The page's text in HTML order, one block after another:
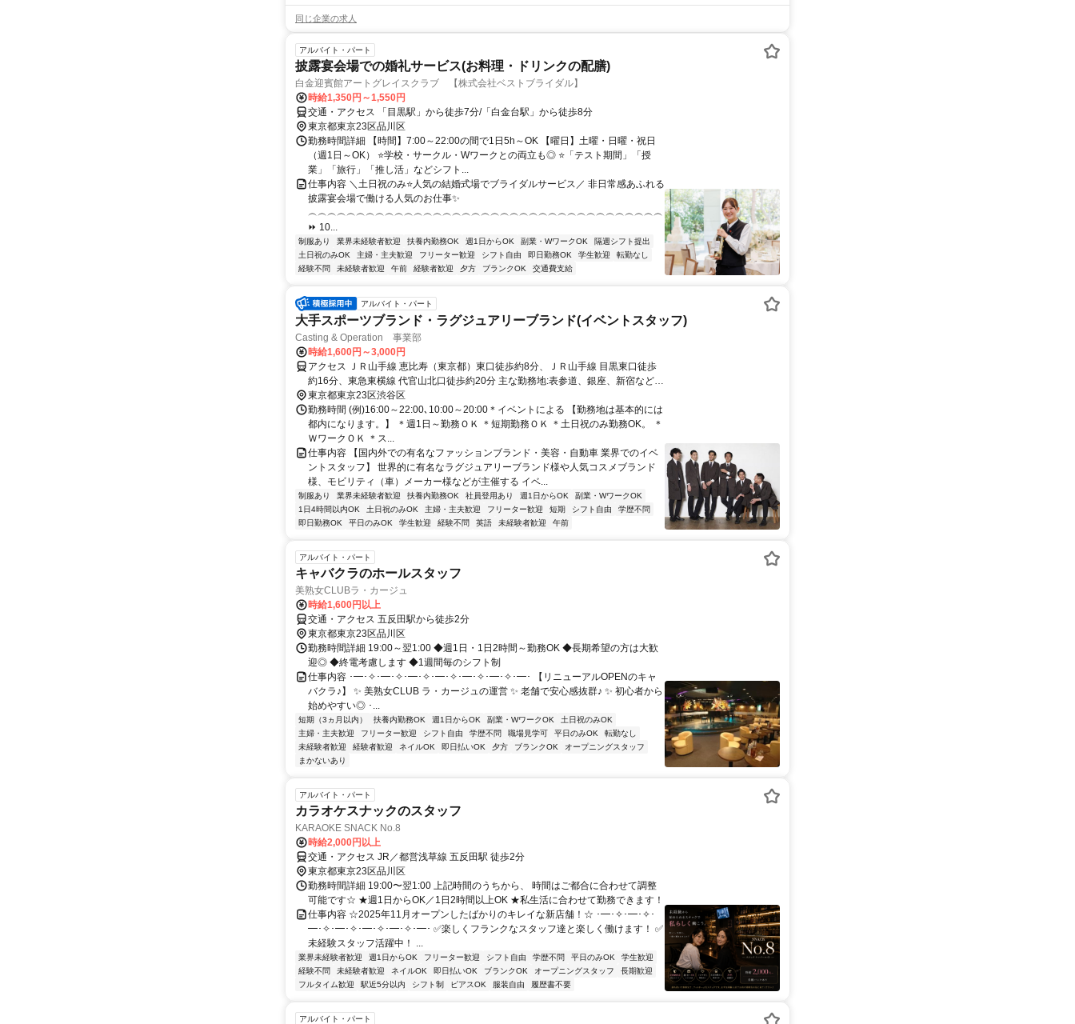
同じ企業の求人
アルバイト・パート
披露宴会場での婚礼サービス(お料理・ドリンクの配膳)
白金迎賓館アートグレイスクラブ 【株式会社ベストブライダル】
時給1,350円～1,550円
交通・アクセス 「目黒駅」から徒歩7分/「白金台駅」から徒歩8分
東京都東京23区品川区
勤務時間詳細 【時間】7:00～22:00の間で1日5h～OK 【曜日】土曜・日曜・祝日
（週1日～OK） ⭐学校・サークル・Wワークとの両立も◎ ⭐「テスト期間」「授
業」「旅行」「推し活」などシフト...
仕事内容 ＼土日祝のみ⭐人気の結婚式場でブライダルサービス／ 非日常感あふれる
披露宴会場で働ける人気のお仕事✨
︵︵︵︵︵︵︵︵︵︵︵︵︵︵︵︵︵︵︵︵︵︵︵︵︵︵︵︵︵︵︵︵︵︵︵︵︵
⏩ 10...
制服あり 業界未経験者歓迎 扶養内勤務OK 週1日からOK 副業・WワークOK
隔週シフト提出
土日祝のみOK
主婦・主夫歓迎 フリーター歓迎 シフト自由 即日勤務OK 学生歓迎
転勤なし
経験不問
未経験者歓迎 午前 経験者歓迎 夕方 ブランクOK 交通費支給
アルバイト・パート
大手スポーツブランド・ラグジュアリーブランド(イベントスタッフ)
Casting & Operation 事業部
時給1,600円～3,000円
アクセス ＪＲ山手線 恵比寿（東京都）東口徒歩約8分、ＪＲ山手線 目黒東口徒歩
約16分、東急東横線 代官山北口徒歩約20分 主な勤務地:表参道、銀座、新宿など
（イベント先による）/本社｢恵比寿｣駅徒歩8分
東京都東京23区渋谷区
勤務時間 (例)16:00～22:00､10:00～20:00＊イベントによる 【勤務地は基本的には
都内になります。】 ＊週1日～勤務ＯＫ ＊短期勤務ＯＫ ＊土日祝のみ勤務OK。 ＊
ＷワークＯＫ ＊ス...
仕事内容 【国内外での有名なファッションブランド・美容・自動車 業界でのイベ
ントスタッフ】 世界的に有名なラグジュアリーブランド様や人気コスメブランド
様、モビリティ（車）メーカー様などが主催する イベ...
制服あり 業界未経験者歓迎 扶養内勤務OK 社員登用あり 週1日からOK
副業・WワークOK
1日4時間以内OK
土日祝のみOK 主婦・主夫歓迎 フリーター歓迎 短期 シフト自由
学歴不問
即日勤務OK
平日のみOK 学生歓迎 経験不問 英語 未経験者歓迎 午前
アルバイト・パート
キャバクラのホールスタッフ
美熟女CLUBラ・カージュ
時給1,600円以上
交通・アクセス 五反田駅から徒歩2分
東京都東京23区品川区
勤務時間詳細 19:00～翌1:00 ◆週1日・1日2時間～勤務OK ◆長期希望の方は大歓
迎◎ ◆終電考慮します ◆1週間毎のシフト制
仕事内容 ･━･✧･━･✧･━･✧･━･✧･━･✧･━･✧･━･ 【リニューアルOPENのキャ
バクラ♪】 ✨ 美熟女CLUB ラ・カージュの運営 ✨ 老舗で安心感抜群♪ ✨ 初心者から
始めやすい◎ ･...
短期（3ヵ月以内） 扶養内勤務OK 週1日からOK 副業・WワークOK
土日祝のみOK
主婦・主夫歓迎
フリーター歓迎 シフト自由 学歴不問 職場見学可 平日のみOK
転勤なし
未経験者歓迎
経験者歓迎 ネイルOK 即日払いOK 夕方 ブランクOK
オープニングスタッフ
まかないあり
アルバイト・パート
カラオケスナックのスタッフ
KARAOKE SNACK No.8
時給2,000円以上
交通・アクセス JR／都営浅草線 五反田駅 徒歩2分
東京都東京23区品川区
勤務時間詳細 19:00〜翌1:00 上記時間のうちから、 時間はご都合に合わせて調整
可能です☆ ★週1日からOK／1日2時間以上OK ★私生活に合わせて勤務できます！
仕事内容 ☆2025年11月オープンしたばかりのキレイな新店舗！☆ ･━･✧･━･✧･
━･✧･━･✧･━･✧･━･✧･━･ ✅楽しくフランクなスタッフ達と楽しく働けます！ ✅
未経験スタッフ活躍中！ ...
業界未経験者歓迎 週1日からOK フリーター歓迎 シフト自由 学歴不問 平日のみOK
学生歓迎
経験不問
未経験者歓迎 ネイルOK 即日払いOK ブランクOK オープニングスタッフ
長期歓迎
フルタイム歓迎
駅近5分以内 シフト制 ピアスOK 服装自由 履歴書不要
アルバイト・パート